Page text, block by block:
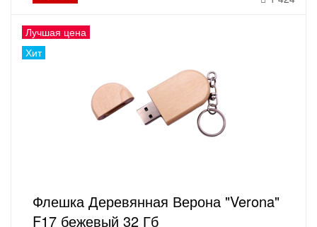
Лучшая цена
Хит
Флешка Деревянная Верона "Verona"
F17 бежевый 32 Гб